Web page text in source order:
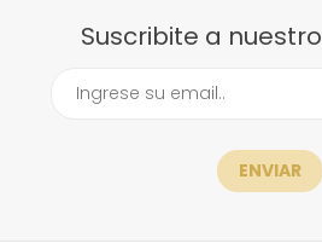
Suscribite a nuestro
ENVIAR